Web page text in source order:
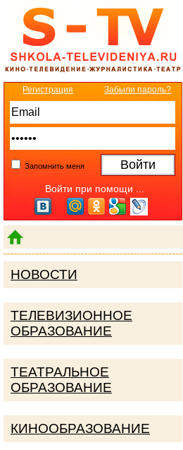
Регистрация Забыли пароль?
Запомнить меня
Войти при помощи ...
НОВОСТИ
ТЕЛЕВИЗИОННОЕ
ОБРАЗОВАНИЕ
ТЕАТРАЛЬНОЕ
ОБРАЗОВАНИЕ
КИНООБРАЗОВАНИЕ